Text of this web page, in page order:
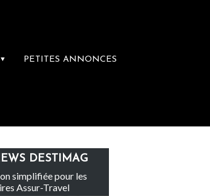
▼ PETITES ANNONCES
Sainte-Claire rachète Eden Tour
DESTIMAG
simplifiée pour les
Assur-Travel